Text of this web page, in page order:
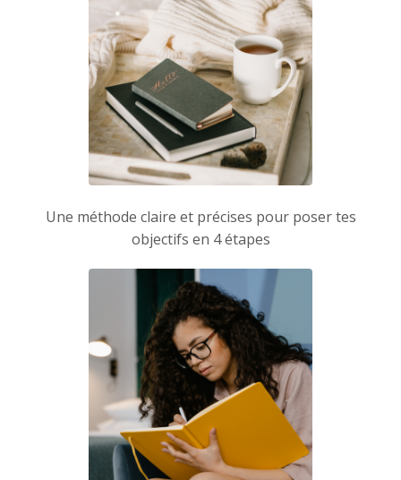
Une méthode claire et précises pour poser tes
objectifs en 4 étapes